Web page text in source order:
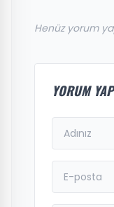
Henüz yorum
YORUM